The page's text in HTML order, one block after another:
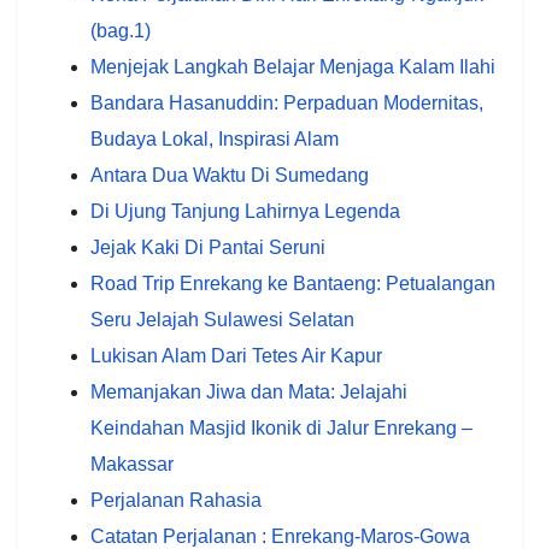
(bag.1)
Menjejak Langkah Belajar Menjaga Kalam Ilahi
Bandara Hasanuddin: Perpaduan Modernitas,
Budaya Lokal, Inspirasi Alam
Antara Dua Waktu Di Sumedang
Di Ujung Tanjung Lahirnya Legenda
Jejak Kaki Di Pantai Seruni
Road Trip Enrekang ke Bantaeng: Petualangan
Seru Jelajah Sulawesi Selatan
Lukisan Alam Dari Tetes Air Kapur
Memanjakan Jiwa dan Mata: Jelajahi
Keindahan Masjid Ikonik di Jalur Enrekang –
Makassar
Perjalanan Rahasia
Catatan Perjalanan : Enrekang-Maros-Gowa